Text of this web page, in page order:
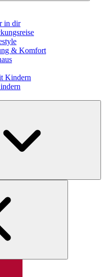
in dir
& Komfort
Kindern